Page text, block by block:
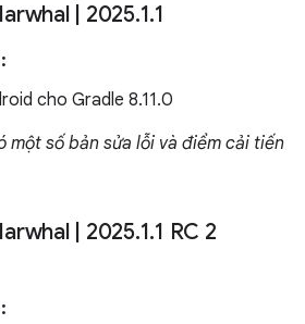
2025.1.1
cho Gradle 8.11.0
một số bản sửa lỗi và điểm cải tiến
2025.1.1 RC 2